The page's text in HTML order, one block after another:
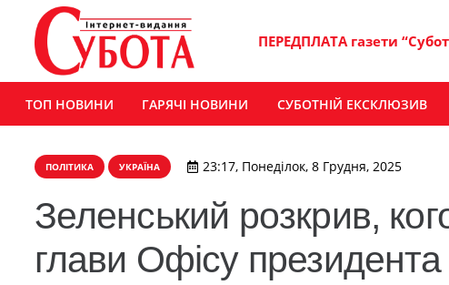
ПЕРЕДПЛАТА газети
ТОП НОВИНИ ГАРЯЧІ НОВИНИ СУБОТНІЙ ЕКСКЛЮЗИВ
ПОЛІТИКА УКРАЇНА 23:17, Понеділок, 8 Грудня, 2025
Зеленський розкрив,
глави Офісу президента